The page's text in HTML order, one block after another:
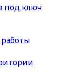
под ключ